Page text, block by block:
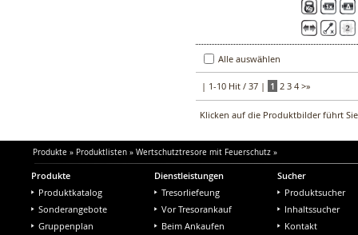
Alle auswählen
| 1-10 Hit / 37 | 1 2 3 4 >»
Klicken auf die Produktbilder führt
Produkte » Produktlisten» Wertschutztresore mit Feuerschutz»
Produkte
Produktkatalog
Sonderangebote
Gruppenplan
Dienstleistungen
Tresorliefeung
Vor Tresorankauf
Beim Ankaufen
Sucher
Produktsucher
Inhaltssucher
Kontakt